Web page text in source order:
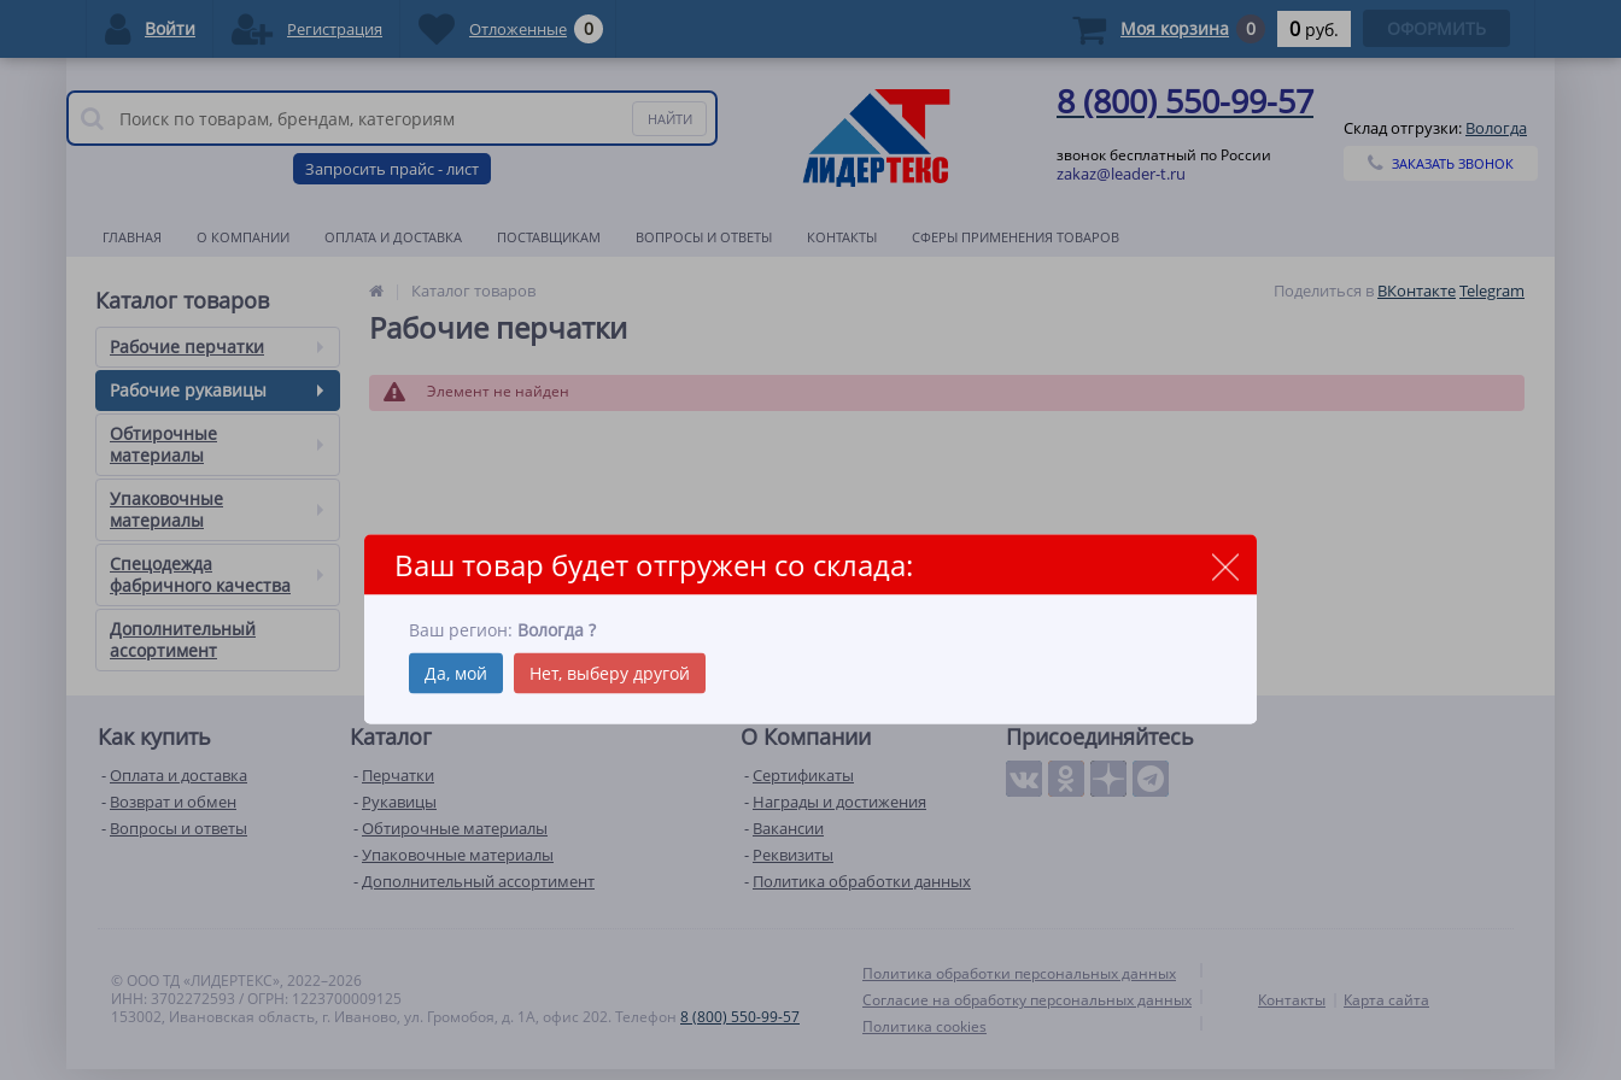
Запросить прайс - лист
8 (800) 550-99-57
звонок бесплатный по России
zakaz@leader-t.ru
Склад отгрузки: Вологда
Ваш товар будет отгружен со склада:
Ваш регион: Вологда ?
Да, мой
Нет, выберу другой
ЗАКАЗАТЬ ЗВОНОК
ГЛАВНАЯ О КОМПАНИИ ОПЛАТА И ДОСТАВКА ПОСТАВЩИКАМ ВОПРОСЫ И ОТВЕТЫ КОНТАКТЫ СФЕРЫ ПРИМЕНЕНИЯ ТОВАРОВ
Каталог товаров
Рабочие перчатки
Рабочие рукавицы
Обтирочные
материалы
Упаковочные
материалы
Спецодежда
фабричного качества
Дополнительный
ассортимент
Каталог товаров Поделиться в ВКонтактеTelegram
Рабочие перчатки
Элемент не найден
Как купить
Оплата и доставка
Возврат и обмен
Вопросы и ответы
Каталог
Перчатки
Рукавицы
Обтирочные материалы
Упаковочные материалы
Дополнительный ассортимент
О Компании
Сертификаты
Награды и достижения
Вакансии
Реквизиты
Политика обработки данных
Присоединяйтесь
© ООО ТД «ЛИДЕРТЕКС», 2022–2026
ИНН: 3702272593 / ОГРН: 1223700009125
153002, Ивановская область, г. Иваново, ул. Громобоя, д. 1А, офис 202. Телефон 8 (800) 550-99-57
Политика обработки персональных данных
Согласие на обработку персональных данных
Политика cookies
Контакты Карта сайта
Войти Регистрация Отложенные 0 Моя корзина 0 0 руб. ОФОРМИТЬ